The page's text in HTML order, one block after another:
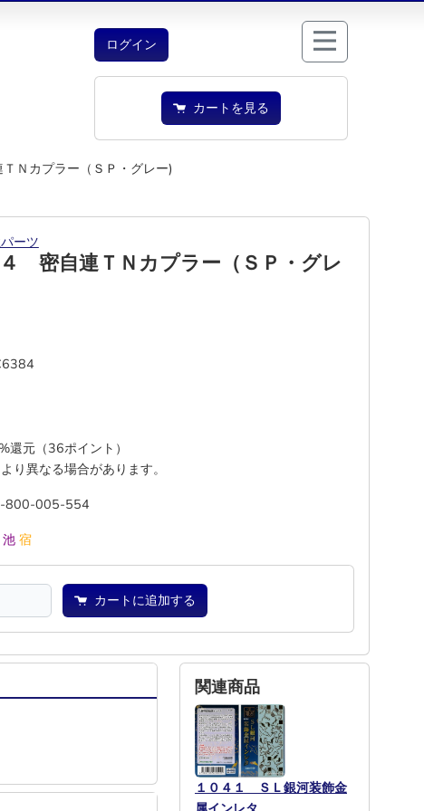
ログイン
カートを見る
Ｎカプラー（ＳＰ・グレー)
ーツ
４ 密自連ＴＮカプラー（ＳＰ・グレ
還元（36ポイント）
り異なる場合があります。
800-005-554
池 宿
カートに追加する
関連商品
１０４１ ＳＬ銀河装飾金